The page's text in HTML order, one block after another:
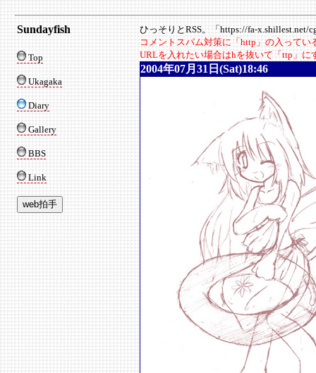
Sundayfish
Top
Ukagaka
Diary
Gallery
BBS
Link
ひっそりとRSS。「https://fa-x.shillest.net/
コメントスパム対策に「http」の入って
URLを入れたい場合はhを抜いて「ttp」に
2004年07月31日(Sat)18:46